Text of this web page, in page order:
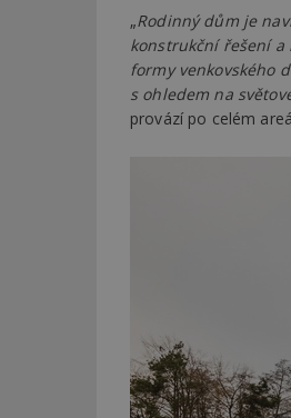
„Rodinný dům je
konstrukční řešení
formy venkovského
s ohledem na
provází po celém